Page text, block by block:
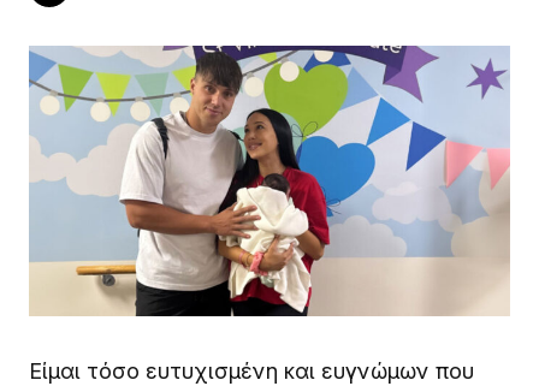
Είμαι τόσο ευτυχισμένη και ευγνώμων που